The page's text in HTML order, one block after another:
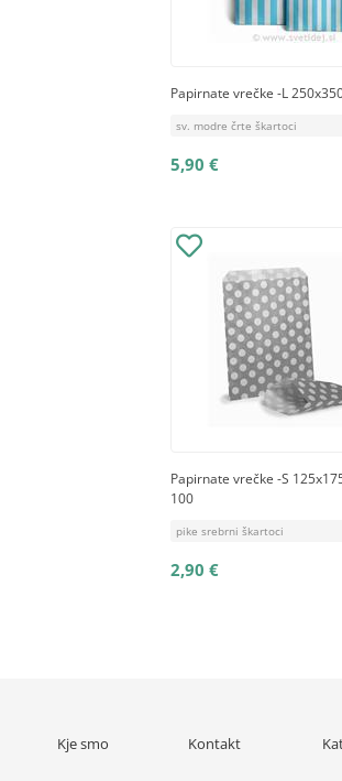
Papirnate vrečke -L
sv. modre črte škartoci
5,90 €
Papirnate vrečke -S
100
pike srebrni škartoci
2,90 €
Kje smo Kontakt